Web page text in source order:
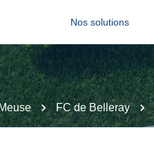
Nos solutions
Meuse FC de Belleray